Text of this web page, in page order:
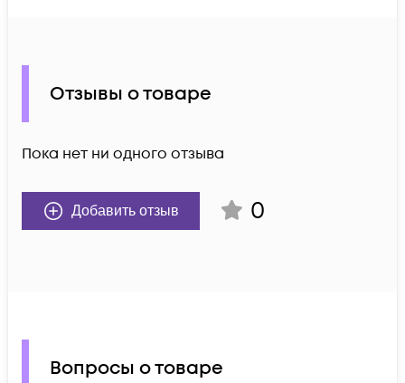
Отзывы о товаре
Пока нет ни одного отзыва
Добавить отзыв 0
Вопросы о товаре